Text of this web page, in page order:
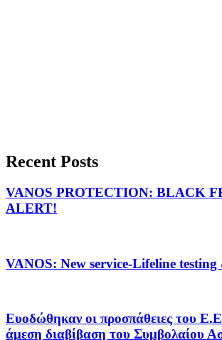
Recent Posts
VANOS PROTECTION: BLACK
ALERT!
VANOS: New service-Lifeline
Ευοδώθηκαν οι προσπάθειες του
άμεση διαβίβαση του Συμβολαίου